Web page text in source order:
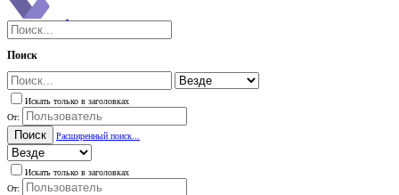
Поиск
Искать только в заголовках
От:
Поиск Расширенный поиск...
Искать только в заголовках
От: